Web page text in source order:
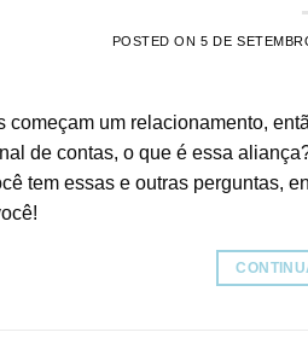
POSTED ON5 DE
começam um relacionamento,
de contas, o que é essa
tem essas e outras perguntas,